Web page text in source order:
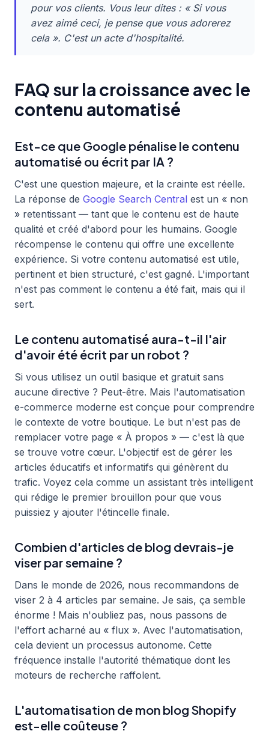
pour vos clients. Vous leur dites : « Si vous
avez aimé ceci, je pense que vous adorerez
cela ». C'est un acte d'hospitalité.
FAQ sur la croissance avec le
contenu automatisé
Est-ce que Google pénalise le contenu
automatisé ou écrit par IA ?
C'est une question majeure, et la crainte est réelle.
La réponse de Google Search Central est un « non
» retentissant — tant que le contenu est de haute
qualité et créé d'abord pour les humains. Google
récompense le contenu qui offre une excellente
expérience. Si votre contenu automatisé est utile,
pertinent et bien structuré, c'est gagné. L'important
n'est pas comment le contenu a été fait, mais qui il
sert.
Le contenu automatisé aura-t-il l'air
d'avoir été écrit par un robot ?
Si vous utilisez un outil basique et gratuit sans
aucune directive ? Peut-être. Mais l'automatisation
e-commerce moderne est conçue pour comprendre
le contexte de votre boutique. Le but n'est pas de
remplacer votre page « À propos » — c'est là que
se trouve votre cœur. L'objectif est de gérer les
articles éducatifs et informatifs qui génèrent du
trafic. Voyez cela comme un assistant très intelligent
qui rédige le premier brouillon pour que vous
puissiez y ajouter l'étincelle finale.
Combien d'articles de blog devrais-je
viser par semaine ?
Dans le monde de 2026, nous recommandons de
viser 2 à 4 articles par semaine. Je sais, ça semble
énorme ! Mais n'oubliez pas, nous passons de
l'effort acharné au « flux ». Avec l'automatisation,
cela devient un processus autonome. Cette
fréquence installe l'autorité thématique dont les
moteurs de recherche raffolent.
L'automatisation de mon blog Shopify
est-elle coûteuse ?